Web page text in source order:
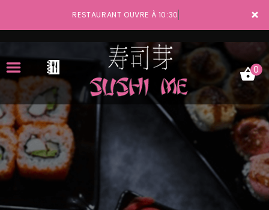
×
RESTAURANT OUVRE À 10:30
ACCUEIL
LA CARTE
VOTRE COMPTE
0